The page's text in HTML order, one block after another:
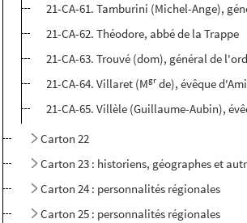
21-CA-61. Tamburini (Michel-Ange),
21-CA-62. Théodore, abbé de la Trappe
21-CA-63. Trouvé (dom), général de
21-CA-64. Villaret (Mgr de), évêque
21-CA-65. Villèle (Guillaume-Aubin),
Carton 22
Carton 23 : historiens, géographes et
Carton 24 : personnalités régionales
Carton 25 : personnalités régionales